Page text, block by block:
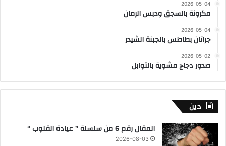
2026-05-04
مكرونة بالسجق ودبس الرمان
2026-05-04
جراتان بطاطس بالجبنة الشيدر
2026-05-02
صدور دجاج مشوية بالتوابل
دين
المقال رقم 6 من سلسلة ” عيادة القلوب “
2026-08-03